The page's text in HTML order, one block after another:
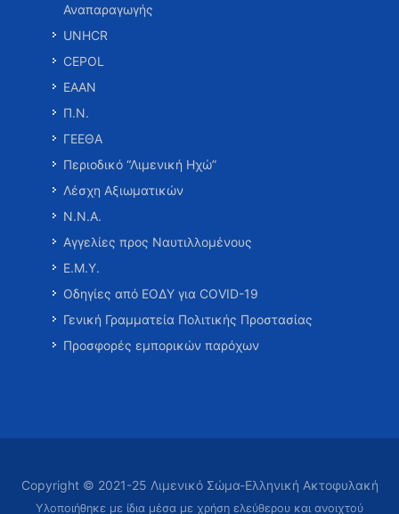
Αναπαραγωγής
UNHCR
CEPOL
ΕΑΑΝ
Π.Ν.
ΓΕΕΘΑ
Περιοδικό “Λιμενική Ηχώ”
Λέσχη Αξιωματικών
Ν.Ν.Α.
Αγγελίες προς Ναυτιλλομένους
Ε.Μ.Υ.
Οδηγίες από ΕΟΔΥ για COVID-19
Γενική Γραμματεία Πολιτικής Προστασίας
Προσφορές εμπορικών παρόχων
Copyright © 2021-25 Λιμενικό Σώμα-Ελληνική Ακτοφυλακή
Υλοποιήθηκε με ίδια μέσα με χρήση ελεύθερου και ανοιχτού